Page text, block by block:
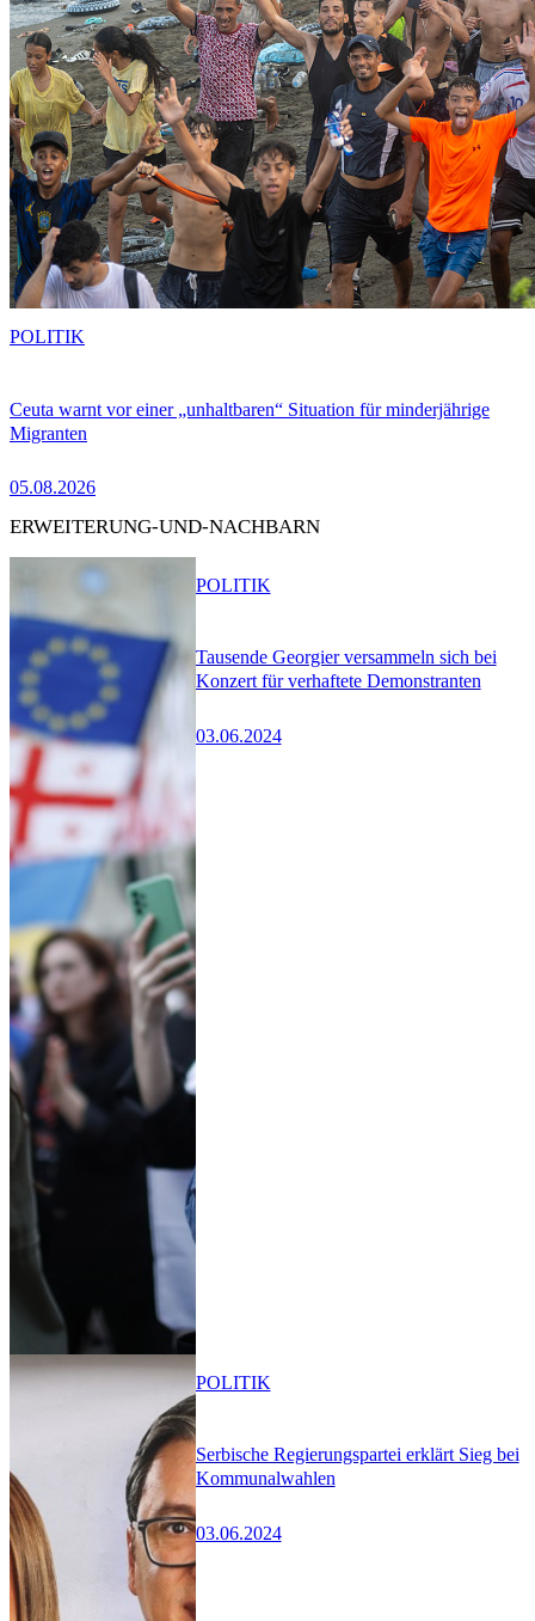
Ceuta warnt vor einer „unhaltbaren“ Situation für minderjährige
Migranten
05.08.2026
POLITIK
ERWEITERUNG-UND-NACHBARN
Tausende Georgier versammeln sich bei
Konzert für verhaftete Demonstranten
03.06.2024
POLITIK
Serbische Regierungspartei erklärt Sieg bei
Kommunalwahlen
03.06.2024
POLITIK